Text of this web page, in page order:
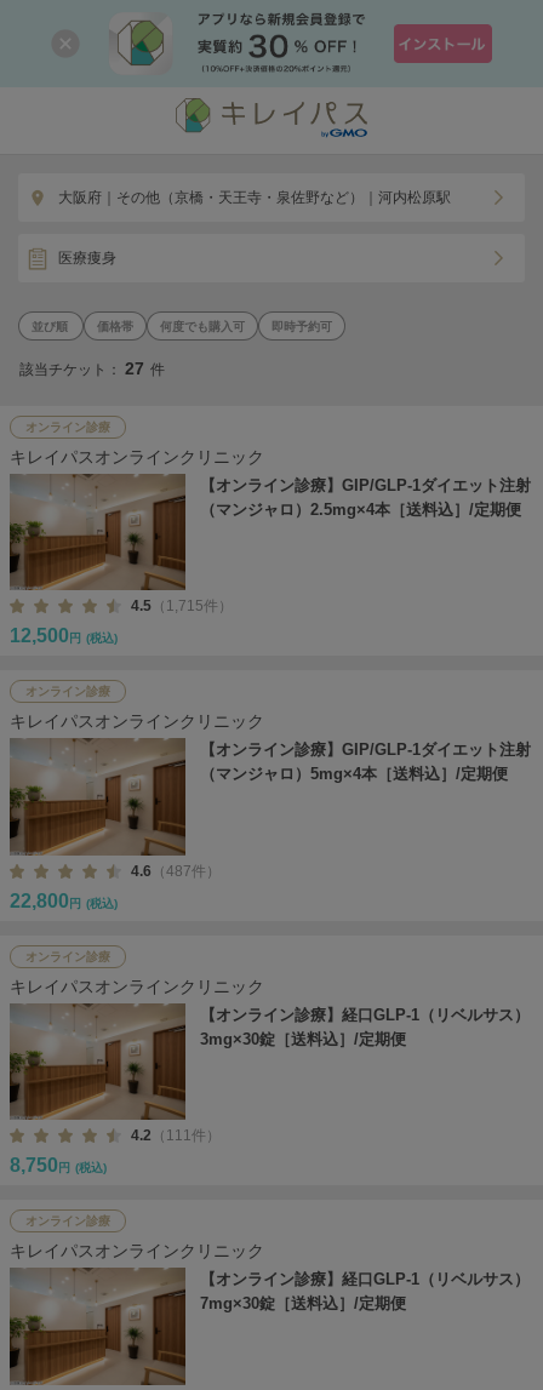
大阪府｜その他（京橋・天王寺・泉佐野など）｜河内松原駅
医療痩身
価格帯 何度でも購入可 即時予約可
該当チケット： 27 件
オンライン診療
キレイパスオンラインクリニック
【オンライン診療】GIP/GLP-1ダイエット注射
（マンジャロ）2.5mg×4本［送料込］/定期便
4.5 （1,715件）
12,500 円 (税込)
オンライン診療
キレイパスオンラインクリニック
【オンライン診療】GIP/GLP-1ダイエット注射
（マンジャロ）5mg×4本［送料込］/定期便
4.6 （487件）
22,800 円 (税込)
オンライン診療
キレイパスオンラインクリニック
【オンライン診療】経口GLP-1（リベルサス）
3mg×30錠［送料込］/定期便
4.2 （111件）
8,750 円 (税込)
オンライン診療
キレイパスオンラインクリニック
【オンライン診療】経口GLP-1（リベルサス）
7mg×30錠［送料込］/定期便